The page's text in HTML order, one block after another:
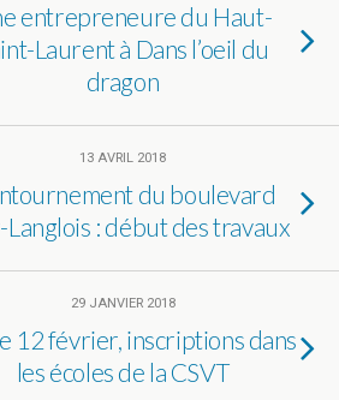
entrepreneure du Haut-
Laurent à Dans l’oeil du
dragon
13 AVRIL 2018
du boulevard
: début des travaux
29 JANVIER 2018
12 février, inscriptions dans
les écoles de la CSVT